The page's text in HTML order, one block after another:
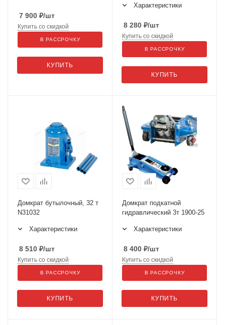
7 900 ₽/шт
КУПИТЬ
Купить со скидкой
В РАССРОЧКУ
Характеристики
8 280 ₽/шт
КУПИТЬ
Купить со скидкой
В РАССРОЧКУ
Домкрат бутылочный, 32 т
N31032
Характеристики
8 510 ₽/шт
КУПИТЬ
Купить со скидкой
В РАССРОЧКУ
Домкрат подкатной
гидравлический 3т 1900-25
Характеристики
8 400 ₽/шт
КУПИТЬ
Купить со скидкой
В РАССРОЧКУ